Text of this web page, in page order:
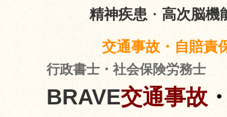
精神疾患 ・ 高次脳機
交通事故・自賠責
行政書士・社会保険労務士
BRAVE交通事故・